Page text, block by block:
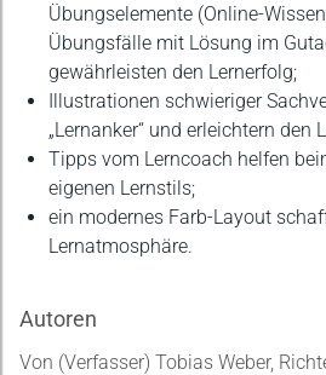
Übungselemente (Online-
Übungsfälle mit Lösung im
gewährleisten den Lernerfolg;
Illustrationen schwieriger
„Lernanker“ und erleichtern den
Tipps vom Lerncoach helfen
eigenen Lernstils;
ein modernes Farb-Layout
Lernatmosphäre.
Autoren
Von (Verfasser) Tobias Weber,